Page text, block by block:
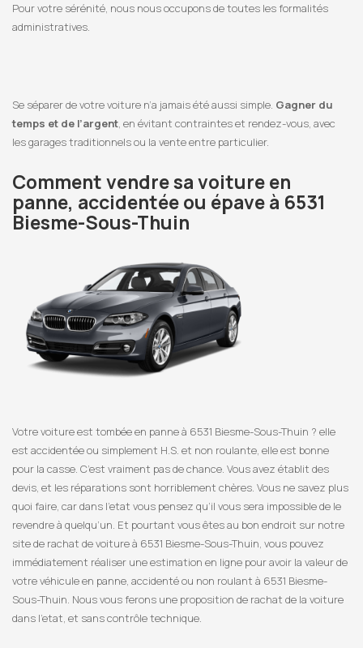
Pour votre sérénité, nous nous occupons de toutes les formalités
administratives.
Se séparer de votre voiture n’a jamais été aussi simple. Gagner du
temps et de l’argent, en évitant contraintes et rendez-vous, avec
les garages traditionnels ou la vente entre particulier.
Comment vendre sa voiture en
panne, accidentée ou épave à 6531
Biesme-Sous-Thuin
Votre voiture est tombée en panne à 6531 Biesme-Sous-Thuin ? elle
est accidentée ou simplement H.S. et non roulante, elle est bonne
pour la casse. C’est vraiment pas de chance. Vous avez établit des
devis, et les réparations sont horriblement chères. Vous ne savez plus
quoi faire, car dans l’etat vous pensez qu’il vous sera impossible de le
revendre à quelqu’un. Et pourtant vous êtes au bon endroit sur notre
site de rachat de voiture à 6531 Biesme-Sous-Thuin, vous pouvez
immédiatement réaliser une estimation en ligne pour avoir la valeur de
votre véhicule en panne, accidenté ou non roulant à 6531 Biesme-
Sous-Thuin. Nous vous ferons une proposition de rachat de la voiture
dans l’etat, et sans contrôle technique.